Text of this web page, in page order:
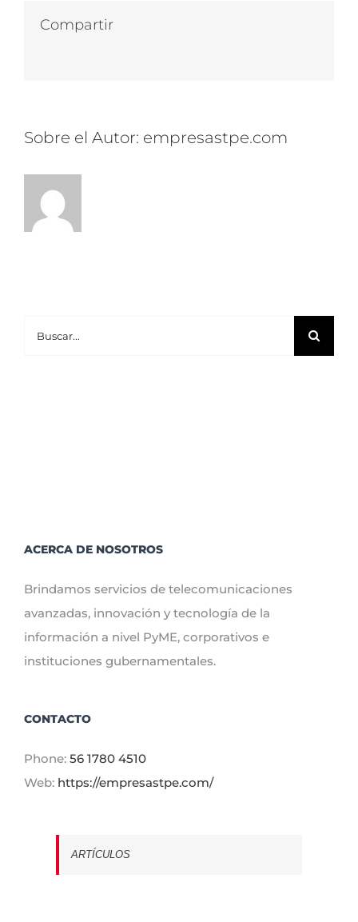
a
de
Compartir
Sobre el Autor: empresastpe.com
ACERCA DE NOSOTROS
Brindamos servicios de telecomunicaciones
avanzadas, innovación y tecnología de la
información a nivel PyME, corporativos e
instituciones gubernamentales.
CONTACTO
Phone: 56 1780 4510
Web: https://empresastpe.com/
ARTÍCULOS